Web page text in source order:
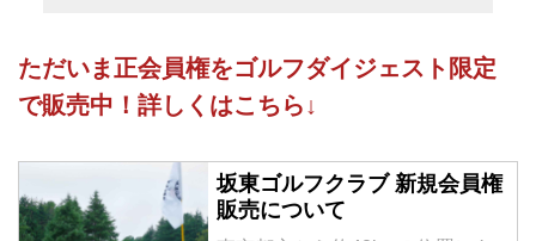
ただいま正会員権をゴルフダイジェスト限定
で販売中！詳しくはこちら↓
坂東ゴルフクラブ 新規会員権
販売について